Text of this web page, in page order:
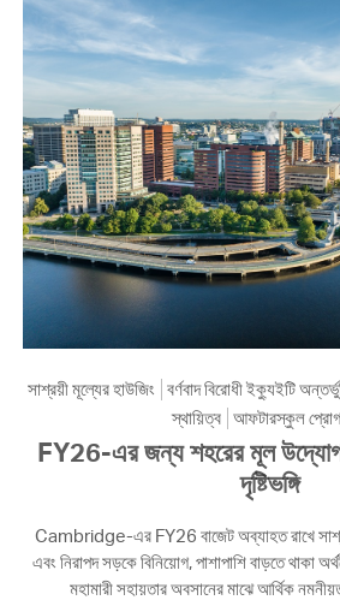
সাশ্রয়ী মূল্যের হাউজিং বর্ণবাদ বিরোধী ইক্যুইটি
স্থায়িত্ব আফটারস্কুল
FY26-এর জন্য শহরের মূল
দৃষ্টিভঙ্গি
Cambridge-এর FY26 বাজেট অব্যাহত রাখে
এবং নিরাপদ সড়কে বিনিয়োগ, পাশাপাশি বাড়তে থাকা
মহামারী সহায়তার অবসানের মাঝে আর্থিক